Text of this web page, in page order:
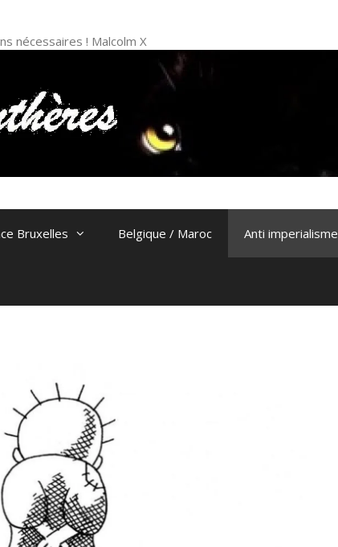
nécessaires ! Malcolm X
Bruxelles Belgique / Maroc Anti imperialisme